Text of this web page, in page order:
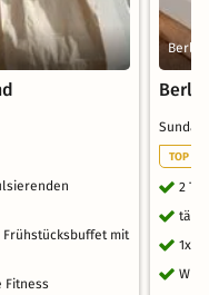
mit
Fitness
TOP
2
1x